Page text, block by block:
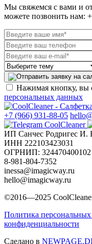
Мы свяжемся с вами и
можете позвонить нам:
Нажимая кнопку, вы
персональных данных
+7 (966) 931-88-05
ИП Санчес Родригес
ИНН 222103423031
ОГРНИП:
8-981-804-7352
inessa@imagicway.ru
hello@imagicway.ru
©2016—2025
Политика
конфиденциальности
Сделано в